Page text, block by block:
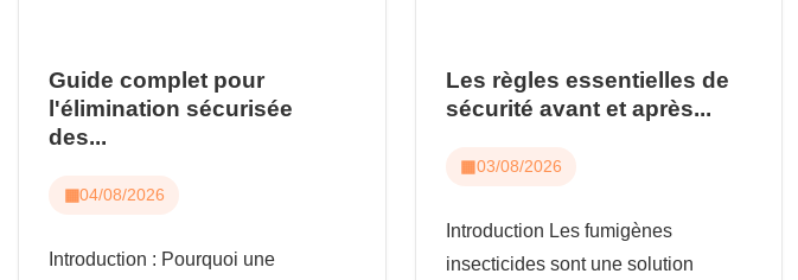
Guide complet pour
l'élimination sécurisée
des...
04/08/2026
Introduction : Pourquoi une
Les règles essentielles de
sécurité avant et après...
03/08/2026
Introduction Les fumigènes
insecticides sont une solution